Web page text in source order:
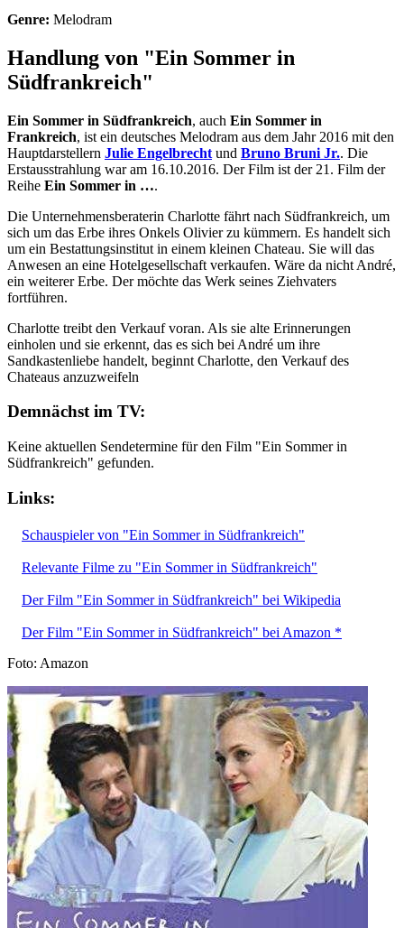
Genre: Melodram
Handlung von "Ein Sommer in
Südfrankreich"
Ein Sommer in Südfrankreich, auch Ein Sommer in
Frankreich, ist ein deutsches Melodram aus dem Jahr 2016 mit den
Hauptdarstellern Julie Engelbrecht und Bruno Bruni Jr.. Die
Erstausstrahlung war am 16.10.2016. Der Film ist der 21. Film der
Reihe Ein Sommer in ….
Die Unternehmensberaterin Charlotte fährt nach Südfrankreich, um
sich um das Erbe ihres Onkels Olivier zu kümmern. Es handelt sich
um ein Bestattungsinstitut in einem kleinen Chateau. Sie will das
Anwesen an eine Hotelgesellschaft verkaufen. Wäre da nicht André,
ein weiterer Erbe. Der möchte das Werk seines Ziehvaters
fortführen.
Charlotte treibt den Verkauf voran. Als sie alte Erinnerungen
einholen und sie erkennt, das es sich bei André um ihre
Sandkastenliebe handelt, beginnt Charlotte, den Verkauf des
Chateaus anzuzweifeln
Demnächst im TV:
Keine aktuellen Sendetermine für den Film "Ein Sommer in
Südfrankreich" gefunden.
Links:
Schauspieler von "Ein Sommer in Südfrankreich"
Relevante Filme zu "Ein Sommer in Südfrankreich"
Der Film "Ein Sommer in Südfrankreich" bei Wikipedia
Der Film "Ein Sommer in Südfrankreich" bei Amazon *
Foto: Amazon